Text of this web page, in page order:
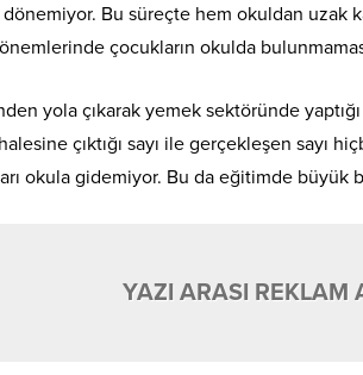
dönemiyor. Bu süreçte hem okuldan
çocukların okulda
yola çıkarak yemek sektöründe
çıktığı sayı ile gerçekleşen sayı
okula gidemiyor. Bu da eğitimde büyük
YAZI ARASI REKLAM